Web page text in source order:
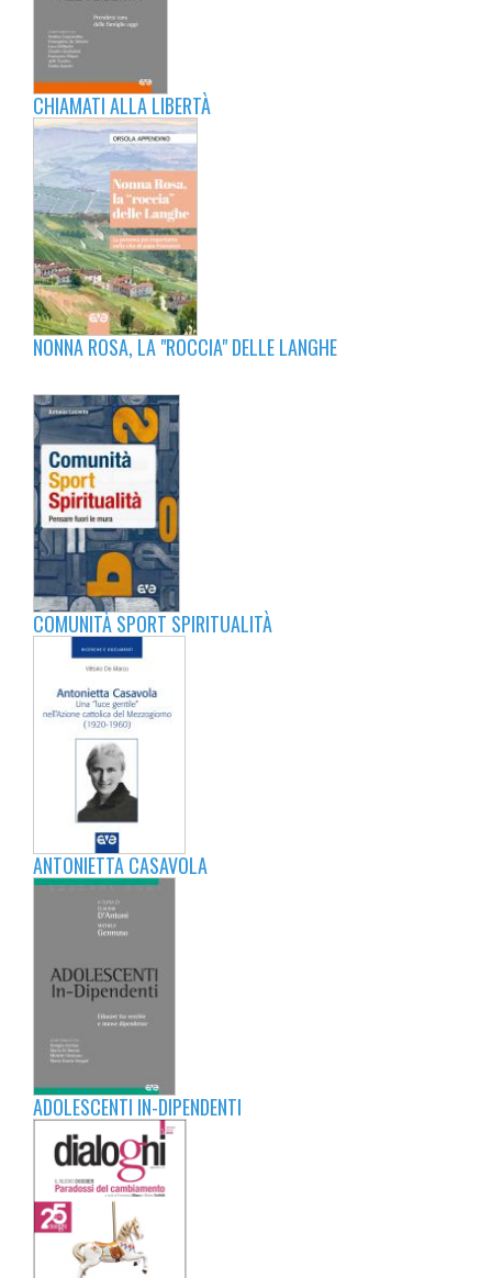
CHIAMATI ALLA LIBERTÀ
NONNA ROSA, LA "ROCCIA" DELLE LANGHE
COMUNITÀ SPORT SPIRITUALITÀ
ANTONIETTA CASAVOLA
ADOLESCENTI IN-DIPENDENTI